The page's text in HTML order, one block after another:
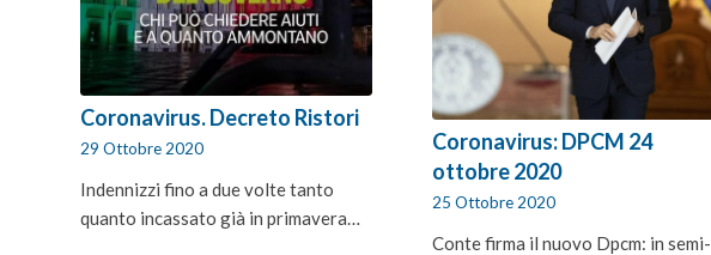
Coronavirus. Decreto Ristori
29 Ottobre 2020
Indennizzi fino a due volte tanto
quanto incassato già in primavera…
Coronavirus: DPCM 24
ottobre 2020
25 Ottobre 2020
Conte firma il nuovo Dpcm: in semi-